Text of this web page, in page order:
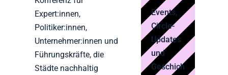
Expert:innen,
Politiker:innen,
Unternehmer:innen und
Führungskräfte, die
Städte nachhaltig
Events,
Circle-
Updates
und
Geschich